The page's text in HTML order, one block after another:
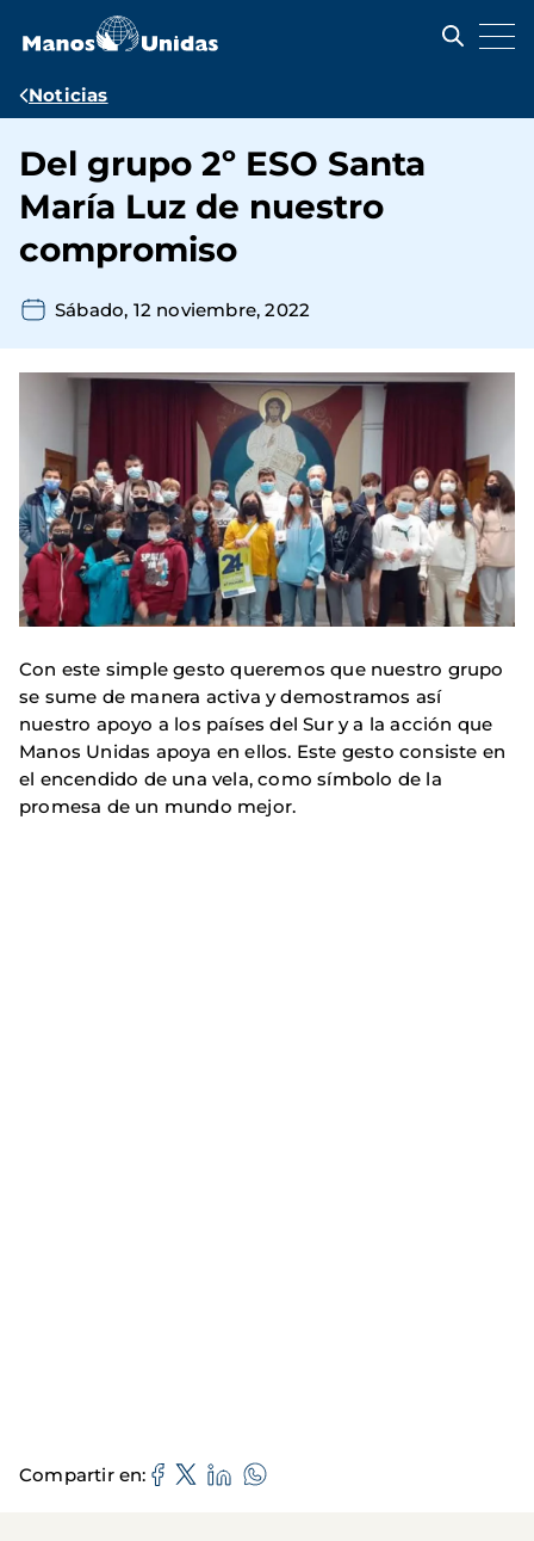
contenido
Ruta
navegación
Noticias
Del grupo 2º ESO Santa
María Luz de nuestro
compromiso
Sábado, 12 noviembre, 2022
Con este simple gesto queremos que nuestro grupo
se sume de manera activa y demostramos así
nuestro apoyo a los países del Sur y a la acción que
Manos Unidas apoya en ellos. Este gesto consiste en
el encendido de una vela, como símbolo de la
promesa de un mundo mejor.
Compartir en